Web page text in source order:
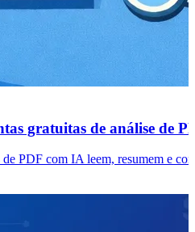
gratuitas de análise de
PDF com IA leem, resumem e